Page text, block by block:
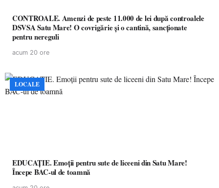
CONTROALE. Amenzi de peste 11.000 de lei după controalele
DSVSA Satu Mare! O covrigărie și o cantină, sancționate
pentru nereguli
acum 20 ore
LOCALE
EDUCAȚIE. Emoții pentru sute de liceeni din Satu Mare!
Începe BAC-ul de toamnă